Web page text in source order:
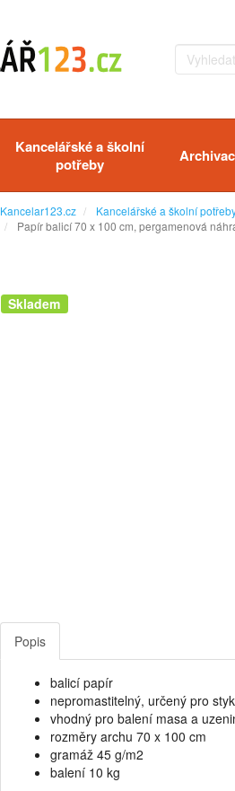
Kancelářské a školní
potřeby
Kancelar123.cz Kancelářské a školní
Papír balicí 70 x 100 cm, pergamenová
Skladem
Popis
balicí papír
nepromastitelný, určený pro
vhodný pro balení masa a
rozměry archu 70 x 100 cm
gramáž 45 g/m2
balení 10 kg